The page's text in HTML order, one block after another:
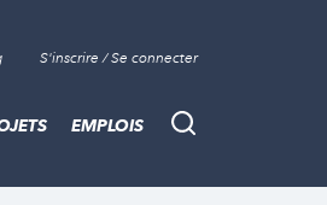
S'inscrire / Se connecter
Recherche
EMPLOIS